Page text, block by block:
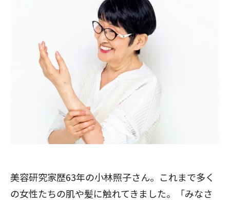
美容研究家歴63年の小林照子さん。これまで多く
の女性たちの肌や髪に触れてきました。「みなさ